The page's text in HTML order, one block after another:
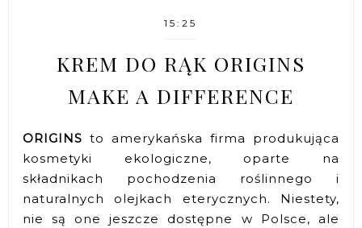
15:25
KREM DO RĄK ORIGINS
MAKE A DIFFERENCE
ORIGINS to amerykańska firma produkująca
kosmetyki ekologiczne, oparte na
składnikach pochodzenia roślinnego i
naturalnych olejkach eterycznych. Niestety,
nie są one jeszcze dostępne w Polsce, ale